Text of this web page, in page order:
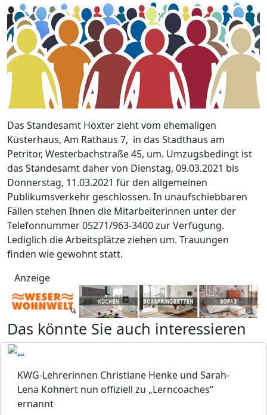
Das Standesamt Höxter zieht vom ehemaligen
Küsterhaus, Am Rathaus 7, in das Stadthaus am
Petritor, Westerbachstraße 45, um. Umzugsbedingt ist
das Standesamt daher von Dienstag, 09.03.2021 bis
Donnerstag, 11.03.2021 für den allgemeinen
Publikumsverkehr geschlossen. In unaufschiebbaren
Fällen stehen Ihnen die Mitarbeiterinnen unter der
Telefonnummer 05271/963-3400 zur Verfügung.
Lediglich die Arbeitsplätze ziehen um. Trauungen
finden wie gewohnt statt.
Anzeige
Das könnte Sie auch interessieren
KWG-Lehrerinnen Christiane Henke und Sarah-
Lena Kohnert nun offiziell zu „Lerncoaches“
ernannt